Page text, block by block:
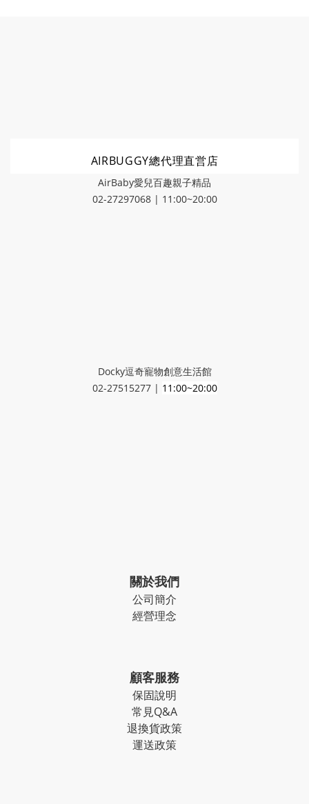
AIRBUGGY總代理直営店
AirBaby愛兒百趣親子精品
02-27297068 | 11:00~20:00
Docky逗奇寵物創意生活館
02-27515277 | 11:00~20:00
關於我們
公司簡介
經營理念
顧客服務
保固說明
常見Q&A
退換貨政策
運送政策